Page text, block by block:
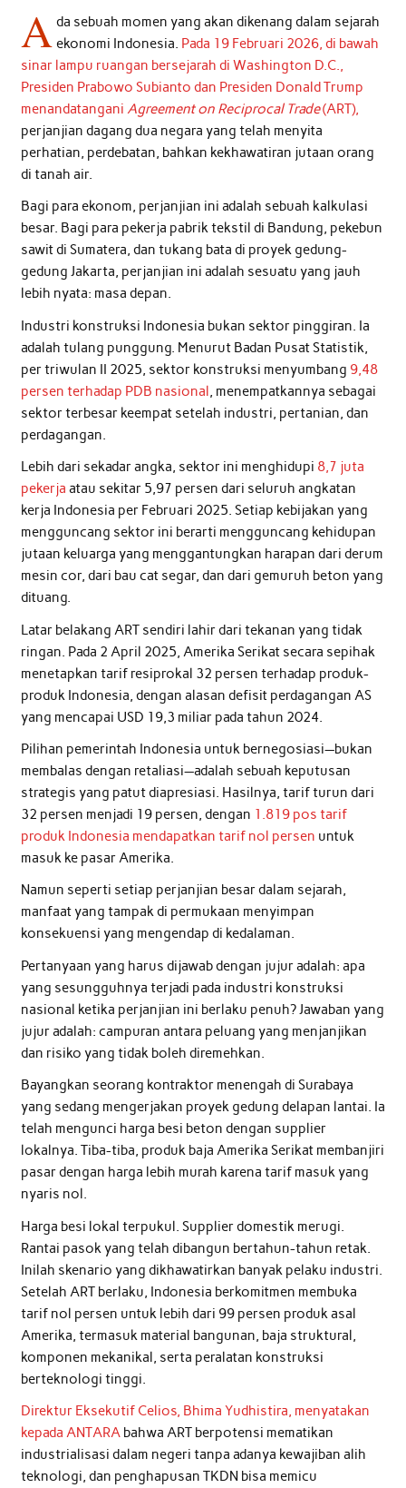
A da sebuah momen yang akan dikenang dalam sejarah
ekonomi Indonesia. Pada 19 Februari 2026, di bawah
sinar lampu ruangan bersejarah di Washington D.C.,
Presiden Prabowo Subianto dan Presiden Donald Trump
menandatangani Agreement on Reciprocal Trade(ART),
perjanjian dagang dua negara yang telah menyita
perhatian, perdebatan, bahkan kekhawatiran jutaan orang
di tanah air.
Bagi para ekonom, perjanjian ini adalah sebuah kalkulasi
besar. Bagi para pekerja pabrik tekstil di Bandung, pekebun
sawit di Sumatera, dan tukang bata di proyek gedung-
gedung Jakarta, perjanjian ini adalah sesuatu yang jauh
lebih nyata: masa depan.
Industri konstruksi Indonesia bukan sektor pinggiran. Ia
adalah tulang punggung. Menurut Badan Pusat Statistik,
per triwulan II 2025, sektor konstruksi menyumbang 9,48
persen terhadap PDB nasional, menempatkannya sebagai
sektor terbesar keempat setelah industri, pertanian, dan
perdagangan.
Lebih dari sekadar angka, sektor ini menghidupi 8,7 juta
pekerja atau sekitar 5,97 persen dari seluruh angkatan
kerja Indonesia per Februari 2025. Setiap kebijakan yang
mengguncang sektor ini berarti mengguncang kehidupan
jutaan keluarga yang menggantungkan harapan dari derum
mesin cor, dari bau cat segar, dan dari gemuruh beton yang
dituang.
Latar belakang ART sendiri lahir dari tekanan yang tidak
ringan. Pada 2 April 2025, Amerika Serikat secara sepihak
menetapkan tarif resiprokal 32 persen terhadap produk-
produk Indonesia, dengan alasan defisit perdagangan AS
yang mencapai USD 19,3 miliar pada tahun 2024.
Pilihan pemerintah Indonesia untuk bernegosiasi—bukan
membalas dengan retaliasi—adalah sebuah keputusan
strategis yang patut diapresiasi. Hasilnya, tarif turun dari
32 persen menjadi 19 persen, dengan 1.819 pos tarif
produk Indonesia mendapatkan tarif nol persen untuk
masuk ke pasar Amerika.
Namun seperti setiap perjanjian besar dalam sejarah,
manfaat yang tampak di permukaan menyimpan
konsekuensi yang mengendap di kedalaman.
Pertanyaan yang harus dijawab dengan jujur adalah: apa
yang sesungguhnya terjadi pada industri konstruksi
nasional ketika perjanjian ini berlaku penuh? Jawaban yang
jujur adalah: campuran antara peluang yang menjanjikan
dan risiko yang tidak boleh diremehkan.
Bayangkan seorang kontraktor menengah di Surabaya
yang sedang mengerjakan proyek gedung delapan lantai. Ia
telah mengunci harga besi beton dengan supplier
lokalnya. Tiba-tiba, produk baja Amerika Serikat membanjiri
pasar dengan harga lebih murah karena tarif masuk yang
nyaris nol.
Harga besi lokal terpukul. Supplier domestik merugi.
Rantai pasok yang telah dibangun bertahun-tahun retak.
Inilah skenario yang dikhawatirkan banyak pelaku industri.
Setelah ART berlaku, Indonesia berkomitmen membuka
tarif nol persen untuk lebih dari 99 persen produk asal
Amerika, termasuk material bangunan, baja struktural,
komponen mekanikal, serta peralatan konstruksi
berteknologi tinggi.
Direktur Eksekutif Celios, Bhima Yudhistira, menyatakan
kepada ANTARAbahwa ART berpotensi mematikan
industrialisasi dalam negeri tanpa adanya kewajiban alih
teknologi, dan penghapusan TKDN bisa memicu